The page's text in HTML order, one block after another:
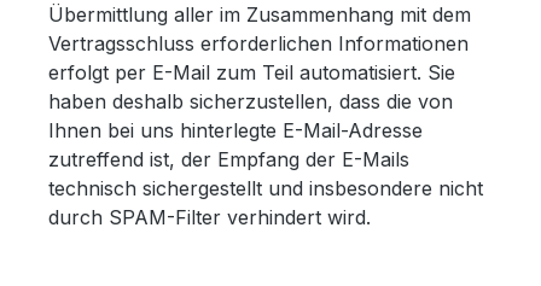
Übermittlung aller im Zusammenhang mit dem
Vertragsschluss erforderlichen Informationen
erfolgt per E-Mail zum Teil automatisiert. Sie
haben deshalb sicherzustellen, dass die von
Ihnen bei uns hinterlegte E-Mail-Adresse
zutreffend ist, der Empfang der E-Mails
technisch sichergestellt und insbesondere nicht
durch SPAM-Filter verhindert wird.